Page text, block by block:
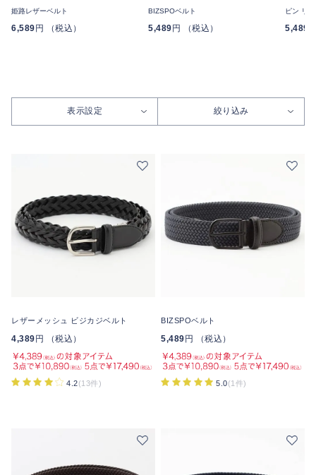
姫路レザーベルト
6,589円 （税込）
BIZSPOベルト
5,489円 （税込）
ピン リ
5,489
表示設定 絞り込み
レザーメッシュ ビジカジベルト
4,389 円 （税込）
4.2(13件)
BIZSPOベルト
5,489 円 （税込）
5.0(1件)